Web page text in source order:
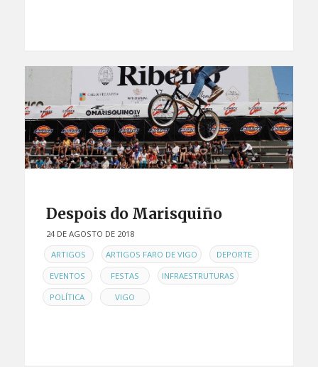
Despois do Marisquiño
24 DE AGOSTO DE 2018
EN ARTIGOS , ARTIGOS FARO DE VIGO , DEPORTE ,
EVENTOS , FESTAS , INFRAESTRUTURAS ,
POLÍTICA , VIGO